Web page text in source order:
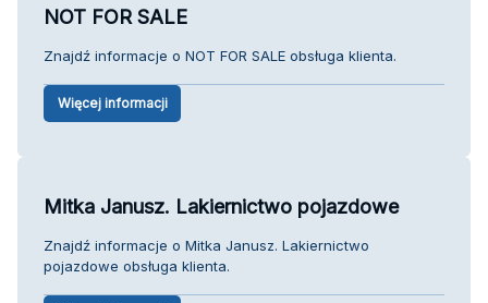
NOT FOR SALE
Znajdź informacje o NOT FOR SALE obsługa klienta.
Więcej informacji
Mitka Janusz. Lakiernictwo pojazdowe
Znajdź informacje o Mitka Janusz. Lakiernictwo
pojazdowe obsługa klienta.